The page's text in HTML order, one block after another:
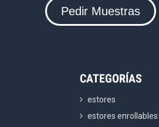
Pedir Muestras
CATEGORÍAS
estores
estores enrollables